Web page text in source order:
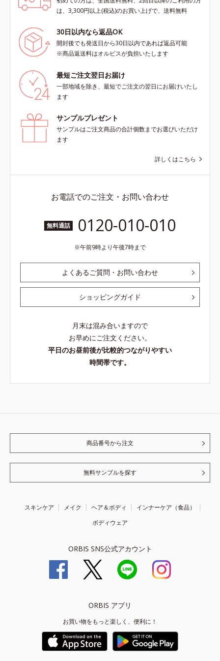
は、3,300円以上(税込)のお買い上げで、送料無料
30日以内なら返品OK
開封後でも発送日から30日以内であれば返品可能
※商品返送料はオルビスが負担いたします
最短ご注文翌日お届け
一部地域を除き、最短でご注文の翌日にお届けいたし
ます
サンプルプレゼント
サンプルはご注文商品の合計個数までお選びいただけ
ます
詳しくはこちら
お電話でのご注文・お問い合わせ
無料通話 0120-010-010
午前9時より午後7時まで
よくあるご質問・お問い合わせ
ショッピングガイド
月末は混み合いますので
お早めにご注文ください。
平日のお昼前後が比較的つながりやすい
時間帯です。
商品番号から注文
無料サンプルを探す
スキンケア メイク ヘア＆ボディ
インナーケア（食品）
ボディウェア
ORBIS SNS公式アカウント
ORBIS アプリ
お買い物をもっと楽しく、便利に！